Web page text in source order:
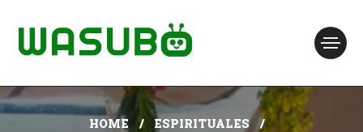
HOME
ESPIRITUALES